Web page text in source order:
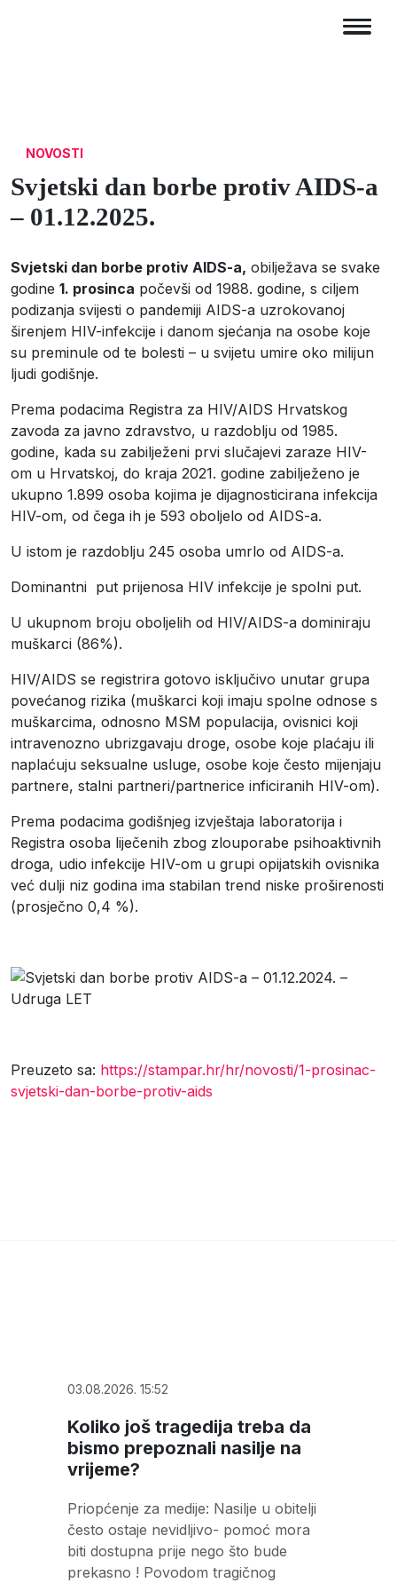
NOVOSTI
Svjetski dan borbe protiv AIDS-a
– 01.12.2025.
Svjetski dan borbe protiv AIDS-a, obilježava se svake
godine 1. prosinca počevši od 1988. godine, s ciljem
podizanja svijesti o pandemiji AIDS-a uzrokovanoj
širenjem HIV-infekcije i danom sjećanja na osobe koje
su preminule od te bolesti – u svijetu umire oko milijun
ljudi godišnje.
Prema podacima Registra za HIV/AIDS Hrvatskog
zavoda za javno zdravstvo, u razdoblju od 1985.
godine, kada su zabilježeni prvi slučajevi zaraze HIV-
om u Hrvatskoj, do kraja 2021. godine zabilježeno je
ukupno 1.899 osoba kojima je dijagnosticirana infekcija
HIV-om, od čega ih je 593 oboljelo od AIDS-a.
U istom je razdoblju 245 osoba umrlo od AIDS-a.
Dominantni put prijenosa HIV infekcije je spolni put.
U ukupnom broju oboljelih od HIV/AIDS-a dominiraju
muškarci (86%).
HIV/AIDS se registrira gotovo isključivo unutar grupa
povećanog rizika (muškarci koji imaju spolne odnose s
muškarcima, odnosno MSM populacija, ovisnici koji
intravenozno ubrizgavaju droge, osobe koje plaćaju ili
naplaćuju seksualne usluge, osobe koje često mijenjaju
partnere, stalni partneri/partnerice inficiranih HIV-om).
Prema podacima godišnjeg izvještaja laboratorija i
Registra osoba liječenih zbog zlouporabe psihoaktivnih
droga, udio infekcije HIV-om u grupi opijatskih ovisnika
već dulji niz godina ima stabilan trend niske proširenosti
(prosječno 0,4 %).
Preuzeto sa: https://stampar.hr/hr/novosti/1-prosinac-
svjetski-dan-borbe-protiv-aids
03.08.2026. 15:52
Koliko još tragedija treba da
bismo prepoznali nasilje na
vrijeme?
Priopćenje za medije: Nasilje u obitelji
često ostaje nevidljivo- pomoć mora
biti dostupna prije nego što bude
prekasno ! Povodom tragičnog